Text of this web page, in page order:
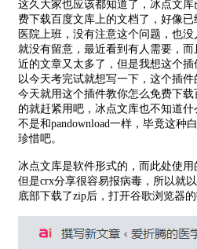
这久大家也应该都知道了，冰点文
费下载百度文库上的文档了，好像
医院上班，没有注意这个问题，也
就没有留意，最近看到有人需要，
近的文章又太多了，但是我想这个
以今天考完试就想写一下，这个插件
今天就用这个插件教你怎么免费下
的就赶紧用吧，冰点文库也不知道
不是和pandownload一样，毕竟这种
珍惜吧。
冰点文库是软件形式的，而此处使用
但是crx分享很容易报病毒，所以就
底部下载了zip后，打开谷歌浏览器的